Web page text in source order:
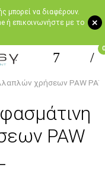
+
μπορεί να διαφέρουν.
ή επικοινωνήστε με το
0
χρήσεων PAW
PAW